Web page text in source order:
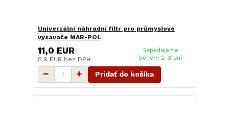
Univerzální náhradní filtr pro průmyslové
vysavače MAR-POL
11,0 EUR
8,9 EUR bez DPH
Expedujeme
behem 2-3 dní
Pridať do košíka